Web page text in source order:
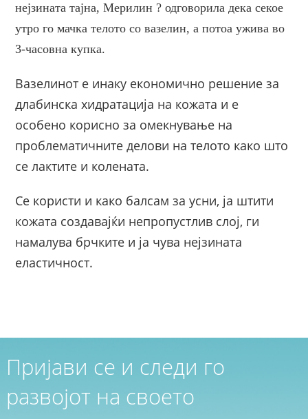
нејзината тајна, Мерилин ? одговорила дека секое
утро го мачка телото со вазелин, а потоа ужива во
3-часовна купка.
Вазелинот е инаку економично решение за
длабинска хидратација на кожата и е
особено корисно за омекнување на
проблематичните делови на телото како што
се лактите и колената.
Се користи и како балсам за усни, ја штити
кожата создавајќи непропустлив слој, ги
намалува брчките и ја чува нејзината
еластичност.
Пријави се и следи го
развојот на своето